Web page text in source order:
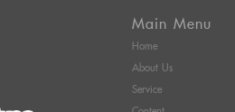
Main Menu
Home
About Us
Service